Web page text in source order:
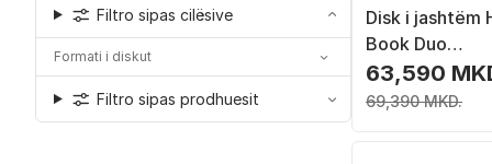
Filtro sipas cilësive
Formati i diskut
Filtro sipas prodhuesit
Disk i jashtëm
Book Duo
16TB, USB 3.1,
63,590
69,390 MKD.